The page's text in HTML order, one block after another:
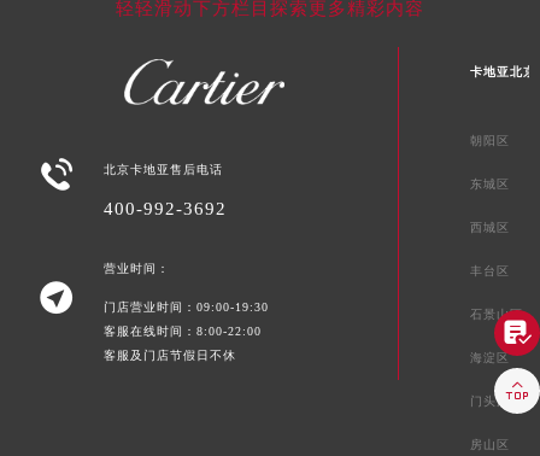
轻轻滑动下方栏目探索更多精彩内容
 北京卡地亚售后电话
400-992-3692

营业时间：
门店营业时间：09:00-19:30
客服在线时间：8:00-22:00
客服及门店节假日不休
卡地亚北京
朝阳区
东城区
西城区
丰台区
石景山区
海淀区
门头沟区
房山区

